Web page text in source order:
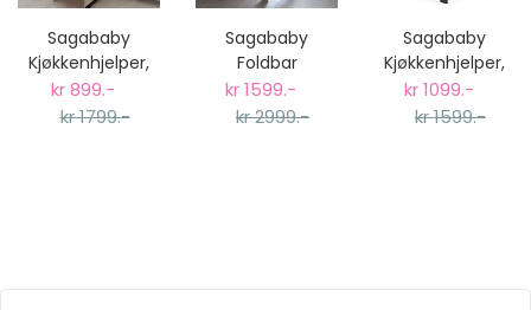
Sagababy
Kjøkkenhjelper,
Natural Limited
Edition
kr 899.-
kr 1799.-
Sagababy
Foldbar
Kjøkkenhjelper -
Natur
kr 1599.-
kr 2999.-
Sagababy
Kjøkkenhjelper,
Original - Sort
kr 1099.-
kr 1599.-